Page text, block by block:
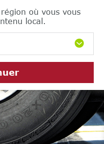
où vous vous
local.